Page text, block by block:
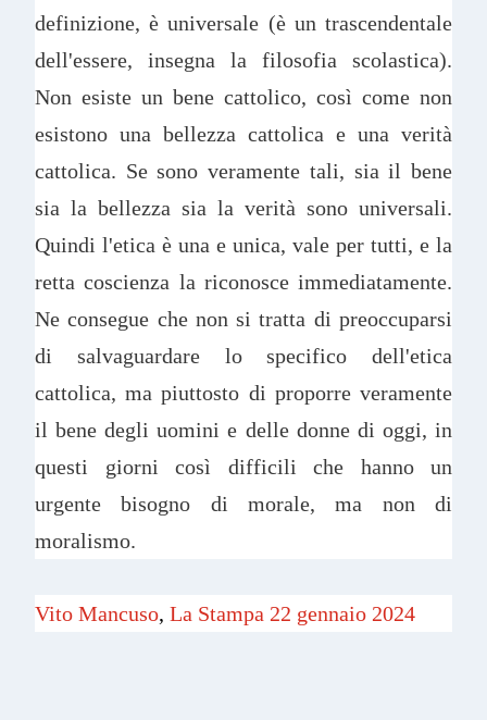
definizione, è universale (è un trascendentale
dell'essere, insegna la filosofia scolastica).
Non esiste un bene cattolico, così come non
esistono una bellezza cattolica e una verità
cattolica. Se sono veramente tali, sia il bene
sia la bellezza sia la verità sono universali.
Quindi l'etica è una e unica, vale per tutti, e la
retta coscienza la riconosce immediatamente.
Ne consegue che non si tratta di preoccuparsi
di salvaguardare lo specifico dell'etica
cattolica, ma piuttosto di proporre veramente
il bene degli uomini e delle donne di oggi, in
questi giorni così difficili che hanno un
urgente bisogno di morale, ma non di
moralismo.
Vito Mancuso, La Stampa 22 gennaio 2024